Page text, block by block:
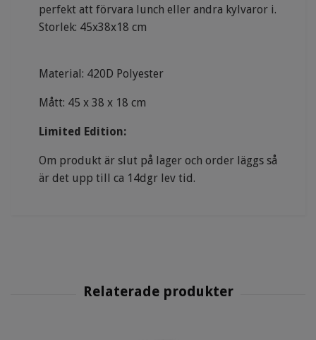
perfekt att förvara lunch eller andra kylvaror i.
Storlek: 45x38x18 cm
Material: 420D Polyester
Mått: 45 x 38 x 18 cm
Limited Edition:
Om produkt är slut på lager och order läggs så
är det upp till ca 14dgr lev tid.